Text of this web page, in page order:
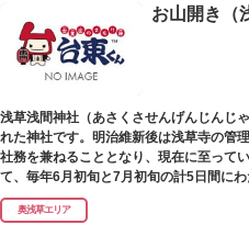
浅草浅間神社（あさくさせんげんじんじ
れた神社です。明治維新後は浅草寺の管
社務を兼ねることとなり、現在に至って
て、毎年6月初旬と7月初旬の計5日間に
物として盛大な植木市が開催されます。
奥浅草エリア